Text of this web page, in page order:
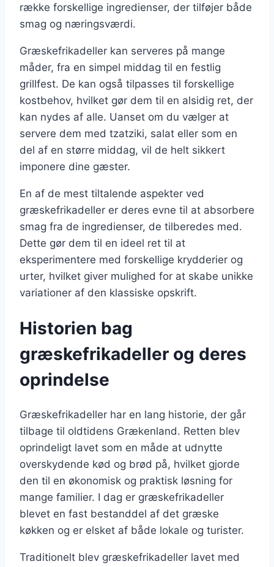
række forskellige ingredienser, der tilføjer både
smag og næringsværdi.
Græskefrikadeller kan serveres på mange
måder, fra en simpel middag til en festlig
grillfest. De kan også tilpasses til forskellige
kostbehov, hvilket gør dem til en alsidig ret, der
kan nydes af alle. Uanset om du vælger at
servere dem med tzatziki, salat eller som en
del af en større middag, vil de helt sikkert
imponere dine gæster.
En af de mest tiltalende aspekter ved
græskefrikadeller er deres evne til at absorbere
smag fra de ingredienser, de tilberedes med.
Dette gør dem til en ideel ret til at
eksperimentere med forskellige krydderier og
urter, hvilket giver mulighed for at skabe unikke
variationer af den klassiske opskrift.
Historien bag
græskefrikadeller og deres
oprindelse
Græskefrikadeller har en lang historie, der går
tilbage til oldtidens Grækenland. Retten blev
oprindeligt lavet som en måde at udnytte
overskydende kød og brød på, hvilket gjorde
den til en økonomisk og praktisk løsning for
mange familier. I dag er græskefrikadeller
blevet en fast bestanddel af det græske
køkken og er elsket af både lokale og turister.
Traditionelt blev græskefrikadeller lavet med